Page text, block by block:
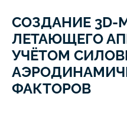
СОЗДАНИЕ 3D-
ЛЕТАЮЩЕГО
УЧЁТОМ
ФАКТОРОВ